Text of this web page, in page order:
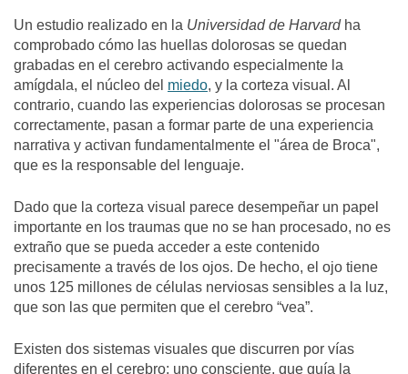
Un estudio realizado en la Universidad de Harvardha
comprobado cómo las huellas dolorosas se quedan
grabadas en el cerebro activando especialmente la
amígdala, el núcleo del miedo, y la corteza visual. Al
contrario, cuando las experiencias dolorosas se procesan
correctamente, pasan a formar parte de una experiencia
narrativa y activan fundamentalmente el "área de Broca",
que es la responsable del lenguaje.
Dado que la corteza visual parece desempeñar un papel
importante en los traumas que no se han procesado, no es
extraño que se pueda acceder a este contenido
precisamente a través de los ojos. De hecho, el ojo tiene
unos 125 millones de células nerviosas sensibles a la luz,
que son las que permiten que el cerebro “vea”.
Existen dos sistemas visuales que discurren por vías
diferentes en el cerebro: uno consciente, que guía la